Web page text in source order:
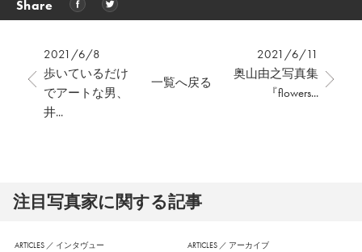
Share
2021/6/8
歩いているだけ
でアートな男、
井...
2021/6/11
奥山由之写真集
『flowers...
一覧へ戻る
注⽬写真家に関する記事
ARTICLES ／ インタヴュー ARTICLES ／ アーカイブ